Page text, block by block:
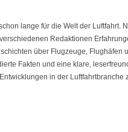
lange für die Welt der Luftfahrt.
Redaktionen
über Flugzeuge, Flughäfen
Fakten und eine klare,
in der Luftfahrtbranche